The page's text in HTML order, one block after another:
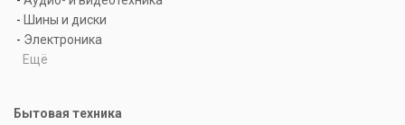
-
Шины и диски
- Электроника
Ещё
Бытовая техника